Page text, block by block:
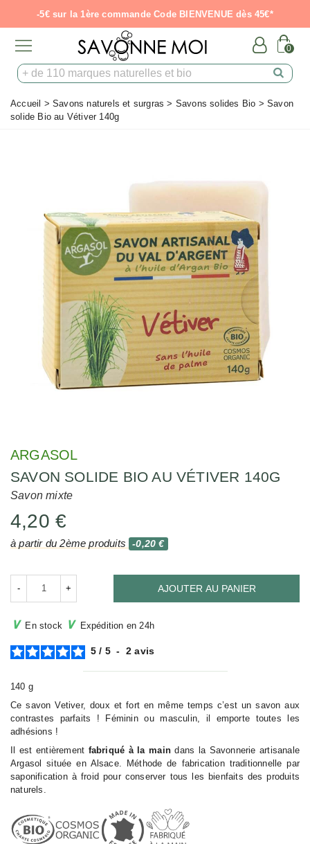
-5€ sur la 1ère commande Code BIENVENUE dès 45€*
0
Accueil > Savons naturels et surgras > Savons solides Bio > Savon
solide Bio au Vétiver 140g
ARGASOL
SAVON SOLIDE BIO AU VÉTIVER 140G
Savon mixte
4,20 €
à partir du 2ème produits -0,20 €
- + AJOUTER AU PANIER
∨ En stock ∨ Expédition en 24h
5 / 5 - 2avis
140 g
Ce savon Vetiver, doux et fort en même temps c’est un savon aux
contrastes parfaits ! Féminin ou masculin, il emporte toutes les
adhésions !
Il est entièrement fabriqué à la maindans la Savonnerie artisanale
Argasol située en Alsace. Méthode de fabrication traditionnelle par
saponification à froid pour conserver tous les bienfaits des produits
naturels.